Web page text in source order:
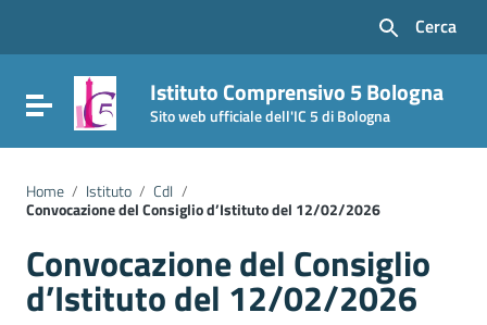
Vai al footer
Cerca
Attiva / disattiva la navigazione
Istituto Comprensivo 5 Bologna
Sito web ufficiale dell'IC 5 di Bologna
Home / Istituto / CdI /
Convocazione del Consiglio d’Istituto del 12/02/2026
Convocazione del Consiglio
d’Istituto del 12/02/2026